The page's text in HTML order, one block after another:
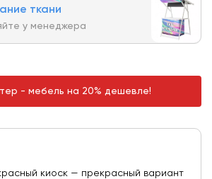
ткани
у менеджера
- мебель на 20% дешевле!
киоск — прекрасный вариант